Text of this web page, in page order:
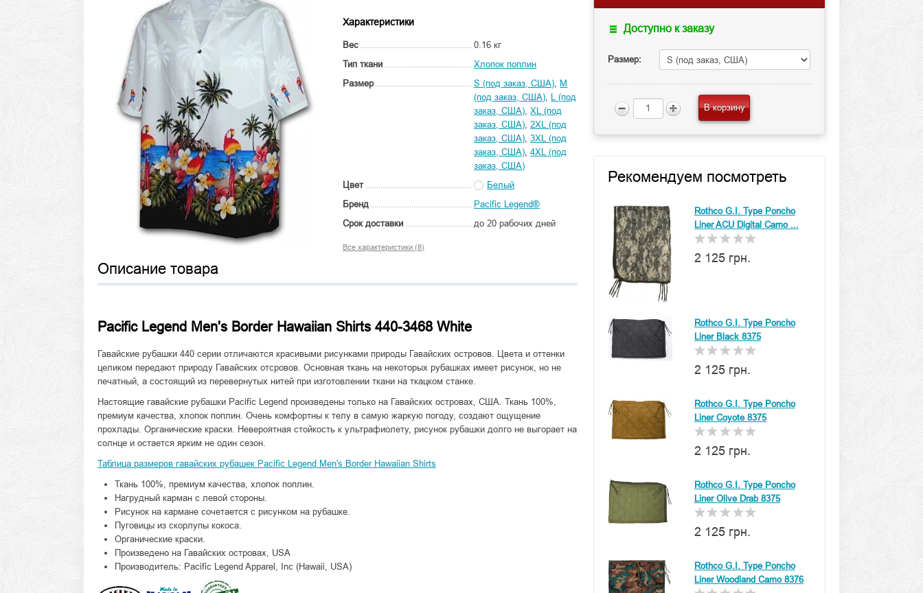
Характеристики
Вес
0.16 кг
Тип ткани
Хлопок поплин
Размер
S (под заказ, США), M
(под заказ, США), L (под
заказ, США),XL (под
заказ, США),2XL (под
заказ, США),3XL (под
заказ, США),4XL (под
заказ, США)
Цвет
Белый
Бренд
Pacific Legend®
Срок доставки
до 20 рабочих дней
Все характеристики (8)
Описание товара
Pacific Legend Men's Border Hawaiian Shirts 440-3468 White
Гавайские рубашки 440 серии отличаются красивыми рисунками природы Гавайских островов. Цвета и оттенки
целиком передают природу Гавайских отсровов. Основная ткань на некоторых рубашках имеет рисунок, но не
печатный, а состоящий из перевернутых нитей при изготовлении ткани на ткацком станке.
Настоящие гавайские рубашки Pacific Legend произведены только на Гавайских островах, США. Ткань 100%,
премиум качества, хлопок поплин. Очень комфортны к телу в самую жаркую погоду, создают ощущение
прохлады. Органические краски. Невероятная стойкость к ультрафиолету, рисунок рубашки долго не выгорает на
солнце и остается ярким не один сезон.
Таблица размеров гавайских рубашек Pacific Legend Men's Border Hawaiian Shirts
Ткань 100%, премиум качества, хлопок поплин.
Нагрудный карман с левой стороны.
Рисунок на кармане сочетается с рисунком на рубашке.
Пуговицы из скорлупы кокоса.
Органические краски.
Произведено на Гавайских островах, USA
Производитель: Pacific Legend Apparel, Inc (Hawaii, USA)
Доступно к заказу
Размер:
В корзину
Рекомендуем посмотреть
Rothco G.I. Type Poncho
Liner ACU Digital Camo ...
2 125 грн.
Rothco G.I. Type Poncho
Liner Black 8375
2 125 грн.
Rothco G.I. Type Poncho
Liner Coyote 8375
2 125 грн.
Rothco G.I. Type Poncho
Liner Olive Drab 8375
2 125 грн.
Rothco G.I. Type Poncho
Liner Woodland Camo 8376